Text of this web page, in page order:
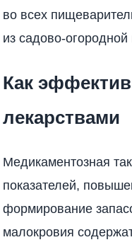
во всех
из садово-огородной
Как
лекарствами
Медикаментозная
показателей,
формирование
малокровия